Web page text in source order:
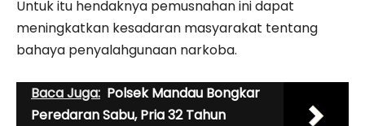
Untuk itu hendaknya pemusnahan ini dapat
meningkatkan kesadaran masyarakat tentang
bahaya penyalahgunaan narkoba.
Baca Juga: Polsek Mandau Bongkar
Peredaran Sabu, Pria 32 Tahun